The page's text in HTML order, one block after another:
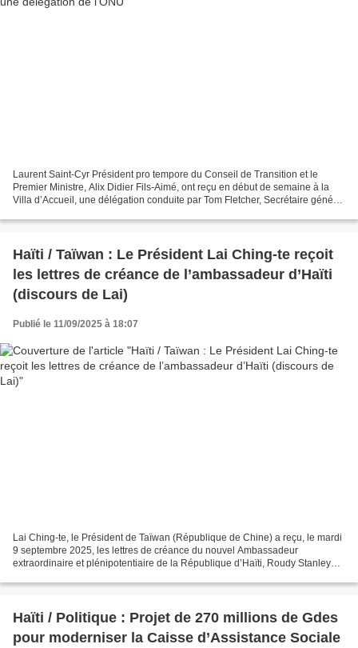
Laurent Saint-Cyr Président pro tempore du Conseil de Transition et le
Premier Ministre, Alix Didier Fils-Aimé, ont reçu en début de semaine à la
Villa d’Accueil, une délégation conduite par Tom Fletcher, Secrétaire général
Haïti / Taïwan : Le Président Lai Ching-te reçoit
les lettres de créance de l’ambassadeur d’Haïti
(discours de Lai)
Publié le 11/09/2025 à 18:07
Lai Ching-te, le Président de Taïwan (République de Chine) a reçu, le mardi
9 septembre 2025, les lettres de créance du nouvel Ambassadeur
extraordinaire et plénipotentiaire de la République d’Haïti, Roudy Stanley
Haïti / Politique : Projet de 270 millions de Gdes
pour moderniser la Caisse d’Assistance Sociale